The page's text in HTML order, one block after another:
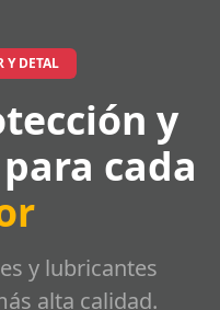
Y DETAL
y
cada
y lubricantes
alta calidad.